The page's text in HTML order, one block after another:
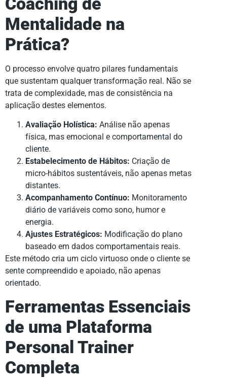
Mentalidade na
Prática?
O processo envolve quatro pilares fundamentais
que sustentam qualquer transformação real. Não se
trata de complexidade, mas de consistência na
aplicação destes elementos.
Avaliação Holística: Análise não apenas
física, mas emocional e comportamental do
cliente.
Estabelecimento de Hábitos: Criação de
micro-hábitos sustentáveis, não apenas metas
distantes.
Acompanhamento Contínuo: Monitoramento
diário de variáveis como sono, humor e
energia.
Ajustes Estratégicos: Modificação do plano
baseado em dados comportamentais reais.
Este método cria um ciclo virtuoso onde o cliente se
sente compreendido e apoiado, não apenas
orientado.
Ferramentas Essenciais
de uma Plataforma
Personal Trainer
Completa